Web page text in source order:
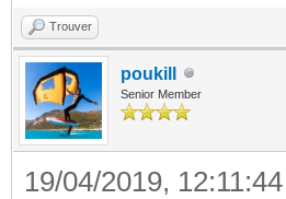
Trouver
poukill
Senior Member
19/04/2019, 12:11:44